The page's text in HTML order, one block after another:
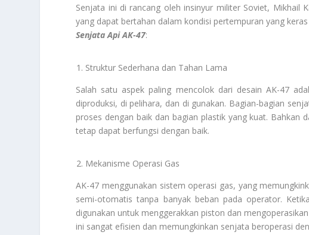
Senjata ini di rancang oleh insinyur militer Soviet, Mikhail
yang dapat bertahan dalam kondisi pertempuran yang
Senjata Api AK-47:
Struktur Sederhana dan Tahan Lama
Salah satu aspek paling mencolok dari desain AK-47
diproduksi, di pelihara, dan di gunakan. Bagian-bagian
proses dengan baik dan bagian plastik yang kuat.
tetap dapat berfungsi dengan baik.
Mekanisme Operasi Gas
AK-47 menggunakan sistem operasi gas, yang
semi-otomatis tanpa banyak beban pada operator.
digunakan untuk menggerakkan piston dan
ini sangat efisien dan memungkinkan senjata beroperasi